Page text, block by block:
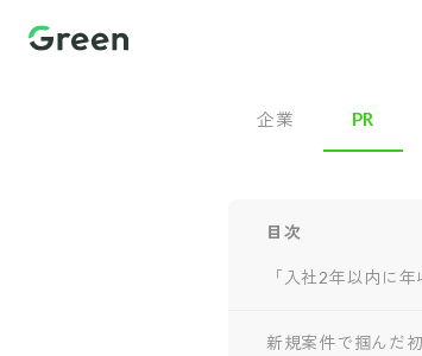
企業 PR
目次
「入社2年以内に
新規案件で掴んだ